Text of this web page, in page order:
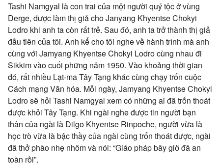
Tashi Namgyal là con trai của một người quý tộc ở vùng
Derge, được làm thị giả cho Janyang Khyentse Chokyi
Lodro khi anh ta còn rất trẻ. Sau đó, anh ta trở thành thị giả
đầu tiên của tôi. Anh kể cho tôi nghe về hành trình mà anh
cùng với Jamyang Khyentse Chokyi Lodro cùng nhau đi
Sikkim vào cuối phững năm 1950. Vào khoảng thời gian
đó, rất nhiều Lạt-ma Tây Tạng khác cùng chạy trốn cuộc
Cách mạng Văn hóa. Mỗi ngày, Jamyang Khyentse Chokyi
Lodro sẽ hỏi Tashi Namgyal xem có những ai đã trốn thoát
được khỏi Tây Tạng. Khi ngài nghe được tin người bạn
thân của ngài là Dilgo Khyentse Rinpoche, người vừa là
học trò vừa là bậc thầy của ngài cùng trốn thoát được, ngài
đã thở phào nhẹ nhõm và nói: “Giáo pháp bây giờ đã an
toàn rồi”.